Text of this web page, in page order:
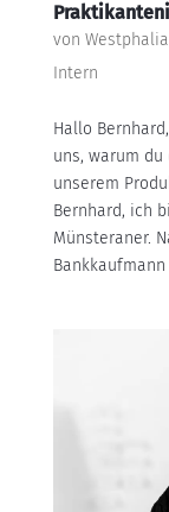
von
Intern
Hallo
uns, warum
unserem
Bernhard, ich
Münsteraner.
Bankkaufmann